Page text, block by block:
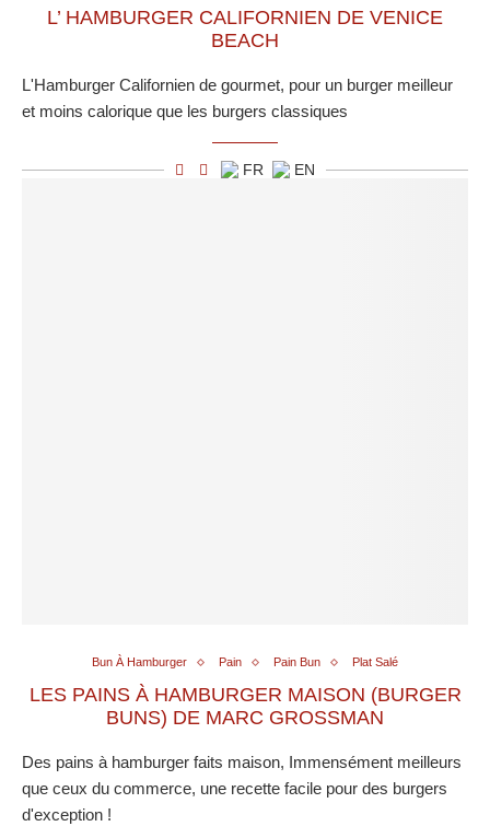
L’ HAMBURGER CALIFORNIEN DE VENICE
BEACH
L'Hamburger Californien de gourmet, pour un burger meilleur
et moins calorique que les burgers classiques
FR EN
Bun À Hamburger Pain Pain Bun Plat Salé
LES PAINS À HAMBURGER MAISON (BURGER
BUNS) DE MARC GROSSMAN
Des pains à hamburger faits maison, Immensément meilleurs
que ceux du commerce, une recette facile pour des burgers
d'exception !